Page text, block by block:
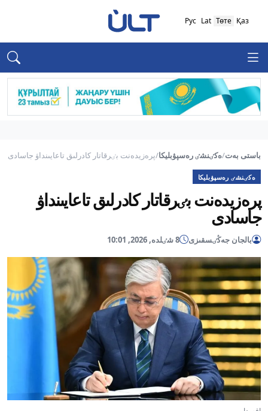
Қаз
Төте
Lat
Рус
باستى بەت/ەكٸنشٸ رەسپۋبليكا/پرەزيدەنت بٸرقاتار كادرلىق تاعايىنداۋ جاسادى
ەكٸنشٸ رەسپۋبليكا
پرەزيدەنت بٸرقاتار كادرلىق تاعايىنداۋ
جاسادى
بالجان جەڭٸسقىزى 8 شٸلدە, 2026, 10:01